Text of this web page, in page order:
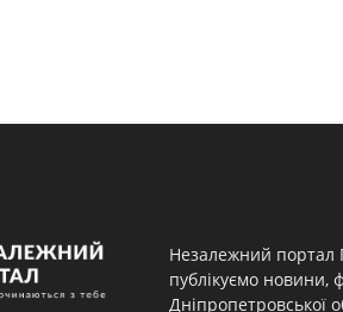
Незалежний портал
публікуємо новини,
Дніпропетровської